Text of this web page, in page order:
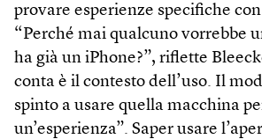
provare esperienze specifiche
“Perché mai qualcuno vorrebbe
ha già un iPhone?”, riflette
conta è il contesto dell’uso. Il
spinto a usare quella macchina
un’esperienza”. Saper usare